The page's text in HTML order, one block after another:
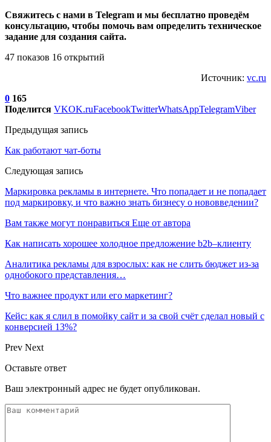
Свяжитесь с нами в Telegram и мы бесплатно проведём
консультацию, чтобы помочь вам определить техническое
задание для создания сайта.
47 показов 16 открытий
Источник: vc.ru
0 165
Поделится VKOK.ruFacebookTwitterWhatsAppTelegramViber
Предыдущая запись
Как работают чат-боты
Следующая запись
Маркировка рекламы в интернете. Что попадает и не попадает
под маркировку, и что важно знать бизнесу о нововведении?
Вам также могут понравиться Еще от автора
Как написать хорошее холодное предложение b2b–клиенту
Аналитика рекламы для взрослых: как не слить бюджет из-за
однобокого представления…
Что важнее продукт или его маркетинг?
Кейс: как я слил в помойку сайт и за свой счёт сделал новый с
конверсией 13%?
Prev Next
Оставьте ответ
Ваш электронный адрес не будет опубликован.